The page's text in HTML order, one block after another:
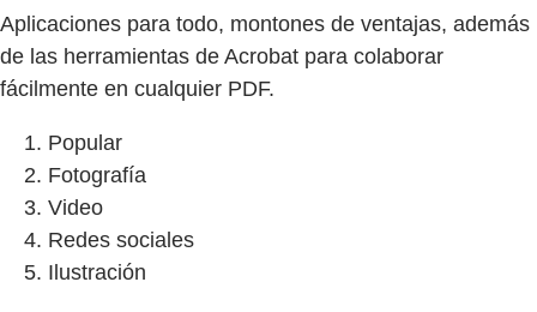
Aplicaciones para todo, montones de ventajas, además
de las herramientas de Acrobat para colaborar
fácilmente en cualquier PDF.
Popular
Fotografía
Video
Redes sociales
Ilustración